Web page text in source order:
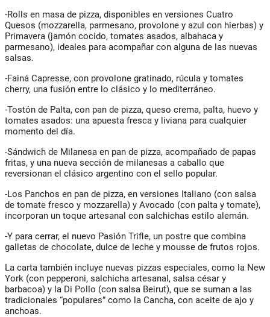
-Rolls en masa de pizza, disponibles en versiones Cuatro
Quesos (mozzarella, parmesano, provolone y azul con hierbas) y
Primavera (jamón cocido, tomates asados, albahaca y
parmesano), ideales para acompañar con alguna de las nuevas
salsas.
-Fainá Capresse, con provolone gratinado, rúcula y tomates
cherry, una fusión entre lo clásico y lo mediterráneo.
-Tostón de Palta, con pan de pizza, queso crema, palta, huevo y
tomates asados: una apuesta fresca y liviana para cualquier
momento del día.
-Sándwich de Milanesa en pan de pizza, acompañado de papas
fritas, y una nueva sección de milanesas a caballo que
reversionan el clásico argentino con el sello popular.
-Los Panchos en pan de pizza, en versiones Italiano (con salsa
de tomate fresco y mozzarella) y Avocado (con palta y tomate),
incorporan un toque artesanal con salchichas estilo alemán.
-Y para cerrar, el nuevo Pasión Trifle, un postre que combina
galletas de chocolate, dulce de leche y mousse de frutos rojos.
La carta también incluye nuevas pizzas especiales, como la New
York (con pepperoni, salchicha artesanal, salsa césar y
barbacoa) y la Di Pollo (con salsa Beirut), que se suman a las
tradicionales “populares” como la Cancha, con aceite de ajo y
anchoas.